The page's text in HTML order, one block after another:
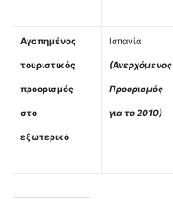
Αγαπημένος
τουριστικός
προορισμός
στο
εξωτερικό
Ισπανία
(Ανερχόμενος
Προορισμός
για το 2010)